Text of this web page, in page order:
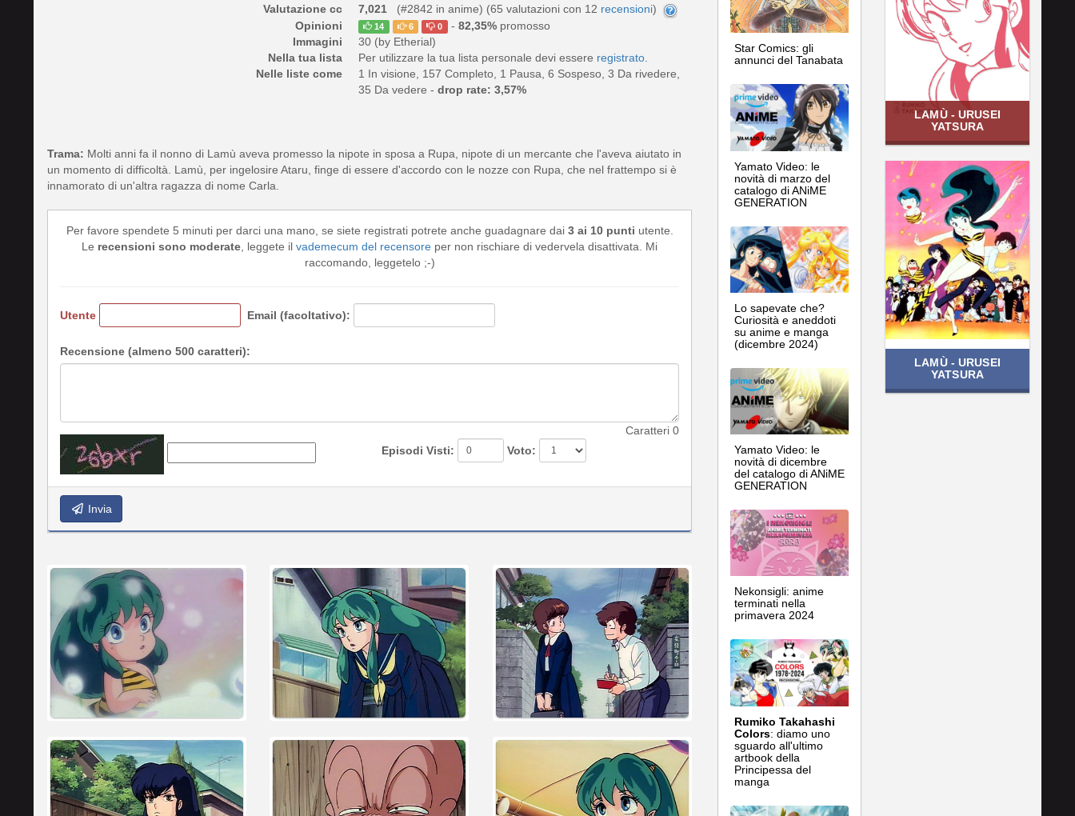
Valutazione cc 7,021 (#2842 in anime) (65 valutazioni con 12 recensioni)
Opinioni
14 6 0 - 82,35%promosso
Immagini
30 (by Etherial)
Nella tua lista
Per utilizzare la tua lista personale devi essere registrato
Nelle liste come
1 In visione, 157 Completo, 1 Pausa, 6 Sospeso, 3 Da rivedere,
35 Da vedere - drop rate: 3,57%
Trama: Molti anni fa il nonno di Lamù aveva promesso la nipote in sposa a Rupa, nipote di un mercante che l'aveva aiutato in
un momento di difficoltà. Lamù, per ingelosire Ataru, finge di essere d'accordo con le nozze con Rupa, che nel frattempo si è
innamorato di un'altra ragazza di nome Carla.
Per favore spendete 5 minuti per darci una mano, se siete registrati potrete anche guadagnare dai 3 ai 10 punti utente.
Le recensioni sono moderate , leggete il vademecum del recensore per non rischiare di vedervela disattivata. Mi
raccomando, leggetelo ;-)
Utente Email (facoltativo):
Recensione (almeno 500 caratteri):
Caratteri 0
Episodi Visti:
Voto:
Invia
Star Comics: gli
annunci del Tanabata
Yamato Video: le
novità di marzo del
catalogo di ANiME
GENERATION
Lo sapevate che?
Curiosità e aneddoti
su anime e manga
(dicembre 2024)
Yamato Video: le
novità di dicembre
del catalogo di ANiME
GENERATION
Nekonsigli: anime
terminati nella
primavera 2024
Rumiko Takahashi
Colors: diamo uno
sguardo all'ultimo
artbook della
Principessa del
manga
LAMÙ - URUSEI
YATSURA
LAMÙ - URUSEI
YATSURA